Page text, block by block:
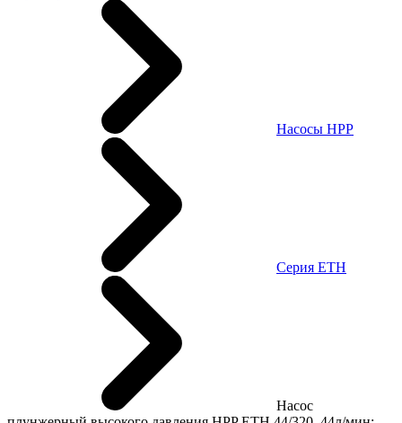
Насосы HPP
Cерия ETH
Насос